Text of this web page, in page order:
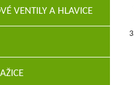
VENTILY A HLAVICE